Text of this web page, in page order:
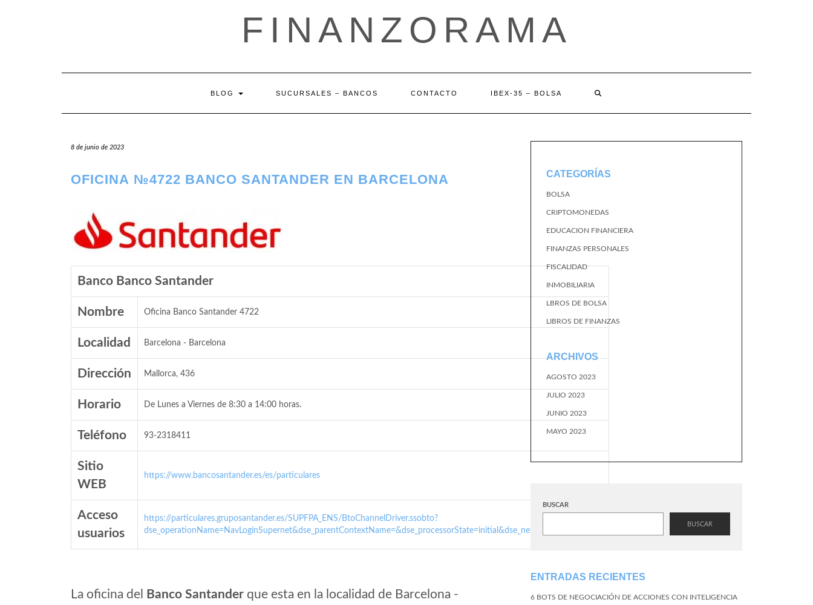
FINANZORAMA
BLOG SUCURSALES – BANCOS CONTACTO IBEX-35 – BOLSA
8 de junio de 2023
OFICINA №4722 BANCO SANTANDER EN BARCELONA
Banco Banco Santander
Nombre Oficina Banco Santander 4722
Localidad Barcelona - Barcelona
Dirección Mallorca, 436
Horario De Lunes a Viernes de 8:30 a 14:00 horas.
Teléfono 93-2318411
Sitio
WEB
https://www.bancosantander.es/es/particulares
Acceso
usuarios
https://particulares.gruposantander.es/SUPFPA_ENS/BtoChannelDriver.ssobto?
dse_operationName=NavLoginSupernet&dse_parentContextName=&dse_processorState=initial&dse_nextEventName=start
La oficina del Banco Santander que esta en la localidad de Barcelona -
CATEGORÍAS
BOLSA
CRIPTOMONEDAS
EDUCACION FINANCIERA
FINANZAS PERSONALES
FISCALIDAD
INMOBILIARIA
LBROS DE BOLSA
LIBROS DE FINANZAS
ARCHIVOS
AGOSTO 2023
JULIO 2023
JUNIO 2023
MAYO 2023
BUSCAR
BUSCAR
ENTRADAS RECIENTES
6 BOTS DE NEGOCIACIÓN DE ACCIONES CON INTELIGENCIA